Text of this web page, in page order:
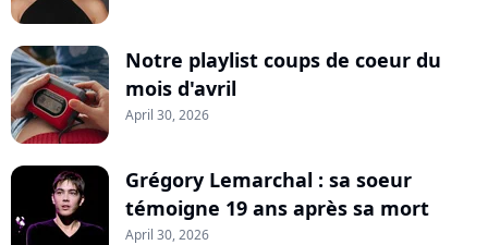
Notre playlist coups de coeur du
mois d'avril
April 30, 2026
Grégory Lemarchal : sa soeur
témoigne 19 ans après sa mort
April 30, 2026